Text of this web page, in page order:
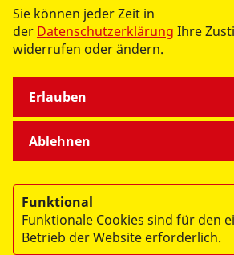
einer der Reden formuliert wurde:
nicht nur von Strukturen – sondern
Menschen berühren.“
Sie können jeder Zeit in
der Datenschutzerklärung Ihre
widerrufen oder ändern.
Ablehnen
Erlauben
Funktional
Funktionale Cookies sind für den
Betrieb der Website erforderlich.